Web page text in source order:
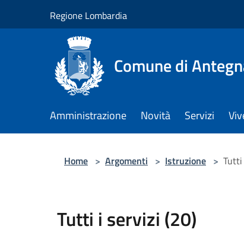
Regione Lombardia
Comune di
Amministrazione Novità Servizi
Home > Argomenti > Istruzione > Tutti
Tutti i servizi (20)